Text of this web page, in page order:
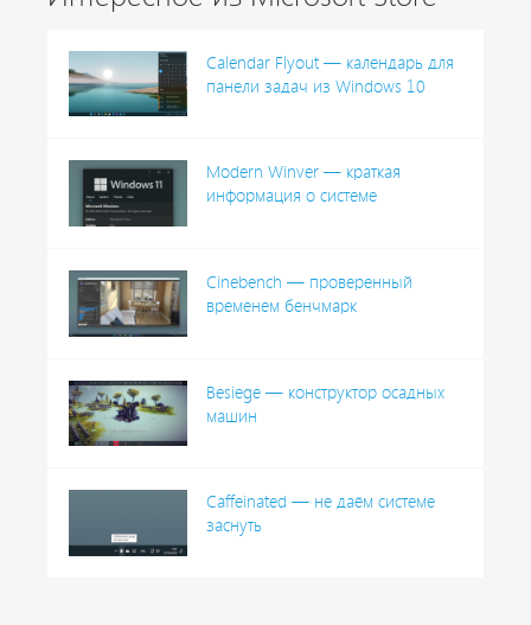
Calendar Flyout — календарь для
панели задач из Windows 10
Modern Winver — краткая
информация о системе
Cinebench — проверенный
временем бенчмарк
Besiege — конструктор осадных
машин
Caffeinated — не даём системе
заснуть